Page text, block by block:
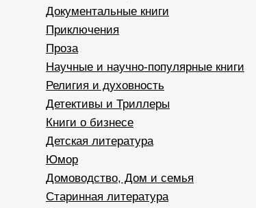
Документальные книги
Приключения
Проза
Научные и научно-популярные книги
Религия и духовность
Детективы и Триллеры
Книги о бизнесе
Детская литература
Юмор
Домоводство, Дом и семья
Старинная литература